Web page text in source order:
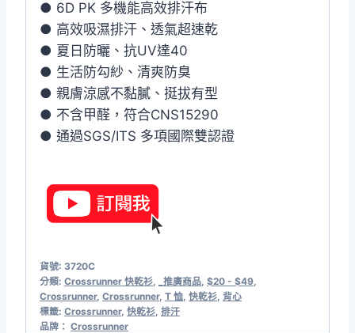
● 6D PK 多機能高效排汗布
● 高效吸濕排汗、透氣超速乾
● 夏日防曬、抗UV達40
● 生活防勾紗、清爽防臭
● 親膚涼感不黏膩、挺拔有型
● 不含甲醛，符合CNS15290
● 通過SGS/ITS 多項國際雙認證
貨號: 3720C
分類: Crossrunner 快乾衫 _推廣商品 $20 - $49
Crossrunner, Crossrunner, T 恤 快乾衫 背心
標籤: Crossrunner, 快乾衫 排汗
品牌： Crossrunner